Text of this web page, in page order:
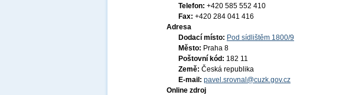
Telefon: +420 585 552 410
Fax: +420 284 041 416
Adresa
Dodací místo: Pod sídlištěm 1800/9
Město: Praha 8
Poštovní kód: 182 11
Země: Česká republika
E-mail: pavel.srovnal@cuzk.gov.cz
Online zdroj